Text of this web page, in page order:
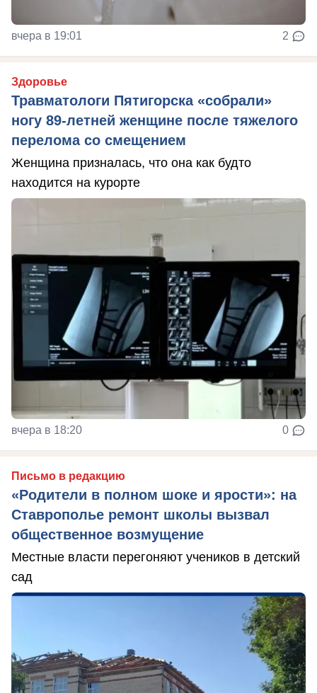
вчера в 19:01 2
Здоровье
Травматологи Пятигорска «собрали»
ногу 89-летней женщине после тяжелого
перелома со смещением
Женщина призналась, что она как будто
находится на курорте
вчера в 18:20 0
Письмо в редакцию
«Родители в полном шоке и ярости»: на
Ставрополье ремонт школы вызвал
общественное возмущение
Местные власти перегоняют учеников в детский
сад